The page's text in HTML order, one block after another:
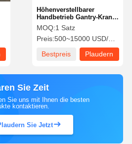
Höhenverstellbarer
Handbetrieb Gantry-Kran
mit einer Kapazität von 0,5
bis 5 t für den
Außenbereich
MOQ:1 Satz
Preis:500~15000 USD/SET
Bestpreis
Plaudern
Sie Zeit
Sie uns mit Ihnen die besten
kontaktieren.
Sie Jetzt